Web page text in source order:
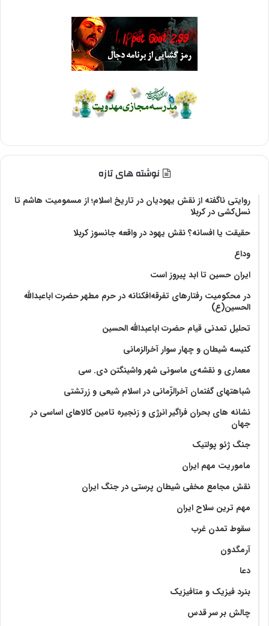
نوشته های تازه
روایتی ناگفته از نقش یهودیان در تاریخ اسلام؛ از مسمومیت هاشم تا
نسل‌کشی در کربلا
حقیقت یا افسانه؟‌ نقش یهود در واقعه جانسوز کربلا
وداع
ایران حسین تا ابد پیروز است
در محکومیت رفتارهای تفرقه‌افکنانه در حرم مطهر حضرت اباعبدالله
الحسین(ع)
تحلیل تمدنی قیام حضرت اباعبدالله الحسین
کنیسه شیطان و چهار سوار آخرالزمانی
معماری و نقشه‌ی ماسونی شهر واشينگتن دی. سی
شباهتهای گفتمان آخر‌الزّمانی در اسلام شیعی و زرتشتی
نشانه های بحران فراگیر انرژی و زنجیره تامین کالاهای اساسی در
جهان
جنگ ژئو پولتیک
ماموریت مهم ایران
نقش مجامع مخفی شیطان پرستی در جنگ ایران
مهم ترین سلاح ایران
سقوط تمدن غرب
آرمگدون
دعا
بنرد فیزیک و متافیزیک
چالش بر سر قدس